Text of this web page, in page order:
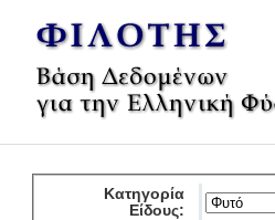
Κατηγορία
Είδους: